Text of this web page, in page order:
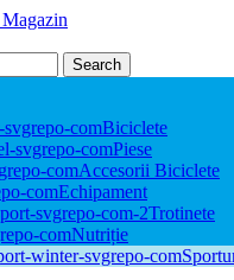
Search
Biciclete
Piese
Accesorii Biciclete
Echipament
Trotinete
Nutriție